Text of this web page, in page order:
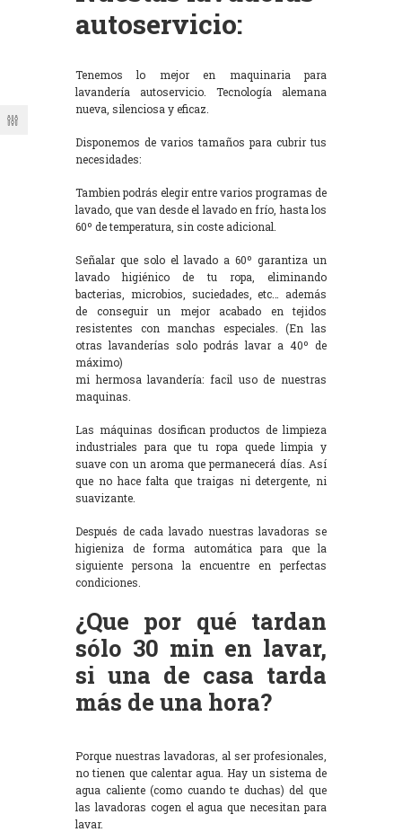
autoservicio:
Tenemos lo mejor en maquinaria para
lavandería autoservicio. Tecnología alemana
nueva, silenciosa y eficaz.
Disponemos de varios tamaños para cubrir tus
necesidades:
Tambien podrás elegir entre varios programas de
lavado, que van desde el lavado en frío, hasta los
60º de temperatura, sin coste adicional.
Señalar que solo el lavado a 60º garantiza un
lavado higiénico de tu ropa, eliminando
bacterias, microbios, suciedades, etc… además
de conseguir un mejor acabado en tejidos
resistentes con manchas especiales. (En las
otras lavanderías solo podrás lavar a 40º de
máximo)
mi hermosa lavandería: facil uso de nuestras
maquinas.
Las máquinas dosifican productos de limpieza
industriales para que tu ropa quede limpia y
suave con un aroma que permanecerá días. Así
que no hace falta que traigas ni detergente, ni
suavizante.
Después de cada lavado nuestras lavadoras se
higieniza de forma automática para que la
siguiente persona la encuentre en perfectas
condiciones.
¿Que por qué tardan
sólo 30 min en lavar,
si una de casa tarda
más de una hora?
Porque nuestras lavadoras, al ser profesionales,
no tienen que calentar agua. Hay un sistema de
agua caliente (como cuando te duchas) del que
las lavadoras cogen el agua que necesitan para
lavar.